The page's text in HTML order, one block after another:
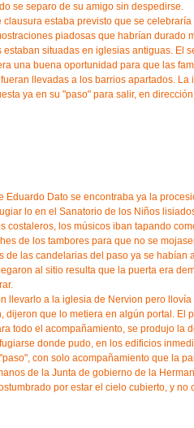
se separo de su amigo sin despedirse.
clausura estaba previsto que se
piadosas que habrían durado
estaban situadas en iglesias antiguas. El
una buena oportunidad para que las
llevadas a los barrios apartados.
ya en su "paso" para salir, en
Eduardo Dato se encontraba ya la
lo en el Sanatorio de los Niños
costaleros, los músicos iban tapando
de los tambores para que no se
de las candelarias del paso ya se habían
al sitio resulta que la puerta era
llevarlo a la iglesia de Nervion pero
dijeron que lo metiera en algún portal. El
todo el acompañamiento, se produjo la
donde pudo, en los edificios
con solo acompañamiento que la
de la Junta de gobierno de la
por estar el cielo cubierto, y no